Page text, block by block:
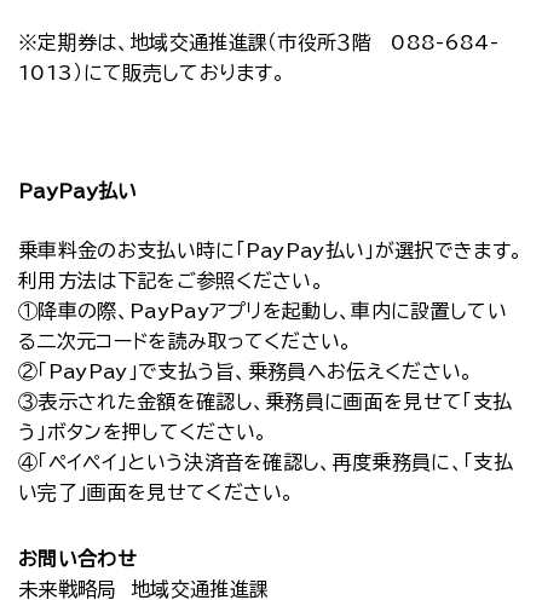
※定期券は、地域交通推進課（市役所３階 088-684-
1013）にて販売しております。
PayPay払い
乗車料金のお支払い時に｢PayPay払い｣が選択できます。
利用方法は下記をご参照ください。
①降車の際、PayPayアプリを起動し、車内に設置してい
る二次元コードを読み取ってください。
②｢PayPay｣で支払う旨、乗務員へお伝えください。
③表示された金額を確認し、乗務員に画面を見せて「支払
う」ボタンを押してください。
④｢ペイペイ｣という決済音を確認し、再度乗務員に、「支払
い完了」画面を見せてください。
お問い合わせ
未来戦略局 地域交通推進課